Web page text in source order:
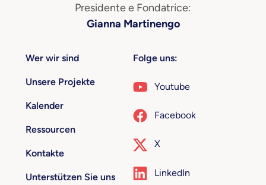
Presidente e Fondatrice:
Gianna Martinengo
Wer wir sind
Unsere Projekte
Kalender
Ressourcen
Kontakte
Unterstützen Sie uns
Folge uns:
Youtube
Facebook
X
LinkedIn